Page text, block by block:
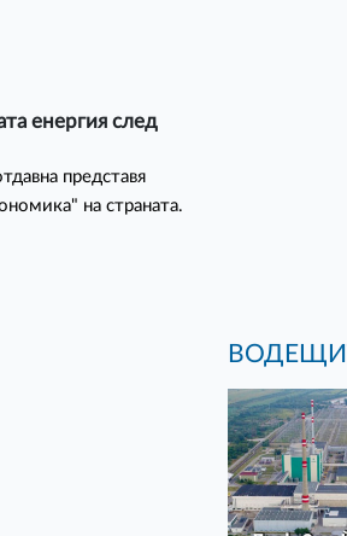
енергия след
представя
на страната.